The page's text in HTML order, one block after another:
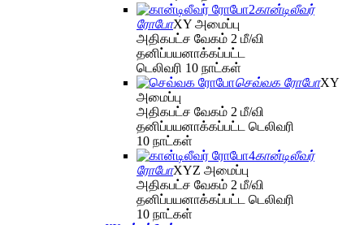
கான்டிலீவர்
ரோபோXY அமைப்பு
அதிகபட்ச வேகம் 2 மீ/வி
தனிப்பயனாக்கப்பட்ட
டெலிவரி 10 நாட்கள்
செவ்வக ரோபோXY
அமைப்பு
அதிகபட்ச வேகம் 2 மீ/வி
தனிப்பயனாக்கப்பட்ட டெலிவரி
10 நாட்கள்
கான்டிலீவர்
ரோபோXYZ அமைப்பு
அதிகபட்ச வேகம் 2 மீ/வி
தனிப்பயனாக்கப்பட்ட டெலிவரி
10 நாட்கள்